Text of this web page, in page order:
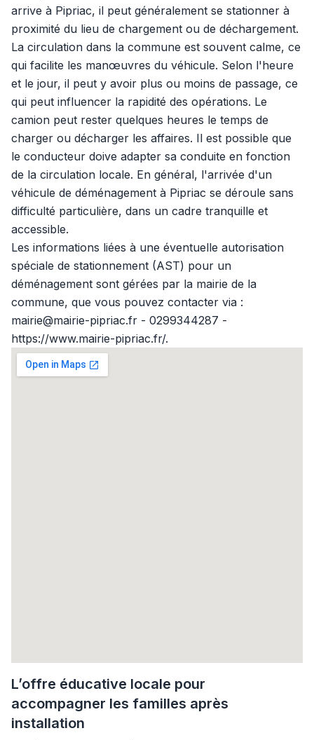
arrive à Pipriac, il peut généralement se stationner à
proximité du lieu de chargement ou de déchargement.
La circulation dans la commune est souvent calme, ce
qui facilite les manœuvres du véhicule. Selon l'heure
et le jour, il peut y avoir plus ou moins de passage, ce
qui peut influencer la rapidité des opérations. Le
camion peut rester quelques heures le temps de
charger ou décharger les affaires. Il est possible que
le conducteur doive adapter sa conduite en fonction
de la circulation locale. En général, l'arrivée d'un
véhicule de déménagement à Pipriac se déroule sans
difficulté particulière, dans un cadre tranquille et
accessible.
Les informations liées à une éventuelle autorisation
spéciale de stationnement (AST) pour un
déménagement sont gérées par la mairie de la
commune, que vous pouvez contacter via :
mairie@mairie-pipriac.fr - 0299344287 -
https://www.mairie-pipriac.fr/.
L’offre éducative locale pour
accompagner les familles après
installation